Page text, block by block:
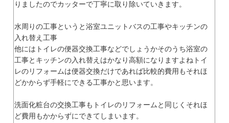
りましたのでカッターで丁寧に取り除いていきます。
水周りの工事というと浴室ユニットバスの工事やキッチンの
入れ替え工事
他にはトイレの便器交換工事などでしょうかそのうち浴室の
工事とキッチンの入れ替えはかなり高額になりますよねトイ
レのリフォームは便器交換だけであれば比較的費用もそれほ
どかからず手軽にできる工事かと思います。
洗面化粧台の交換工事もトイレのリフォームと同じくそれほ
ど費用もかからずにできてしまいます。